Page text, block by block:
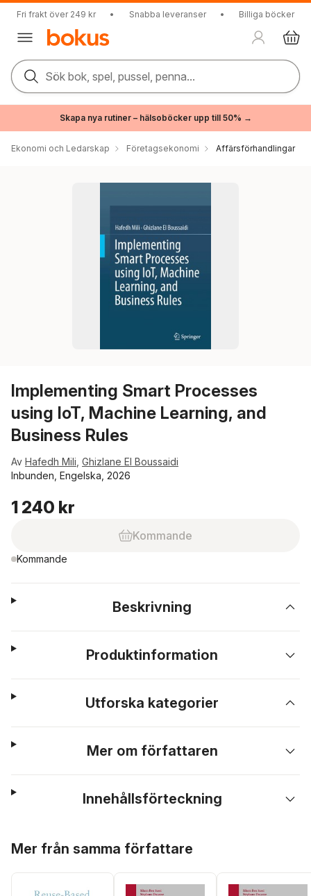
Fri frakt över 249 kr • Snabba leveranser • Billiga böcker
Sök bok, spel, pussel, penna...
Skapa nya rutiner – hälsoböcker upp till 50% →
Ekonomi och Ledarskap Företagsekonomi Affärsförhandlingar
Implementing Smart Processes
using IoT, Machine Learning, and
Business Rules
Av Hafedh Mili Ghizlane El Boussaidi
Inbunden, Engelska, 2026
1 240 kr
Kommande
Kommande
Beskrivning
Produktinformation
Utforska kategorier
Mer om författaren
Innehållsförteckning
Mer från samma författare